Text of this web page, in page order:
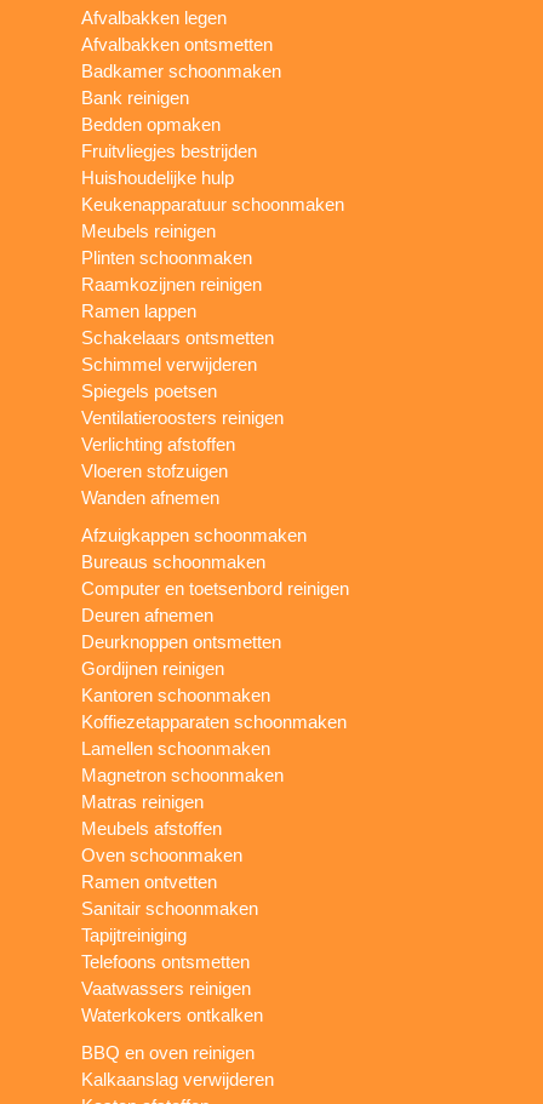
Afvalbakken legen
Afvalbakken ontsmetten
Badkamer schoonmaken
Bank reinigen
Bedden opmaken
Fruitvliegjes bestrijden
Huishoudelijke hulp
Keukenapparatuur schoonmaken
Meubels reinigen
Plinten schoonmaken
Raamkozijnen reinigen
Ramen lappen
Schakelaars ontsmetten
Schimmel verwijderen
Spiegels poetsen
Ventilatieroosters reinigen
Verlichting afstoffen
Vloeren stofzuigen
Wanden afnemen
Afzuigkappen schoonmaken
Bureaus schoonmaken
Computer en toetsenbord reinigen
Deuren afnemen
Deurknoppen ontsmetten
Gordijnen reinigen
Kantoren schoonmaken
Koffiezetapparaten schoonmaken
Lamellen schoonmaken
Magnetron schoonmaken
Matras reinigen
Meubels afstoffen
Oven schoonmaken
Ramen ontvetten
Sanitair schoonmaken
Tapijtreiniging
Telefoons ontsmetten
Vaatwassers reinigen
Waterkokers ontkalken
BBQ en oven reinigen
Kalkaanslag verwijderen